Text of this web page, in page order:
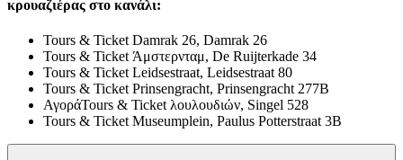
κρουαζιέρας στο κανάλι:
Tours & Ticket Damrak 26, Damrak 26
Tours & Ticket Άμστερνταμ, De Ruijterkade 34
Tours & Ticket Leidsestraat, Leidsestraat 80
Tours & Ticket Prinsengracht, Prinsengracht 277B
ΑγοράTours & Ticket λουλουδιών, Singel 528
Tours & Ticket Museumplein, Paulus Potterstraat 3B